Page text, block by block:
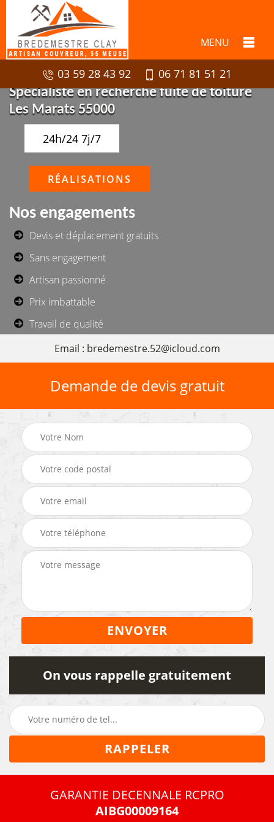
MENU
03 59 28 43 92
06 71 81 51 21
Spécialiste en recherche fuite de toiture
Les Marats 55000
24h/24 7j/7
RÉALISATIONS
Nos engagements
Devis et déplacement gratuits
Sans engagement
Artisan passionné
Prix imbattable
Travail de qualité
Email : bredemestre.52@icloud.com
Demande de devis gratuit
On vous rappelle gratuitement
GARANTIE DECENNALE RCPRO
AIBG00009164